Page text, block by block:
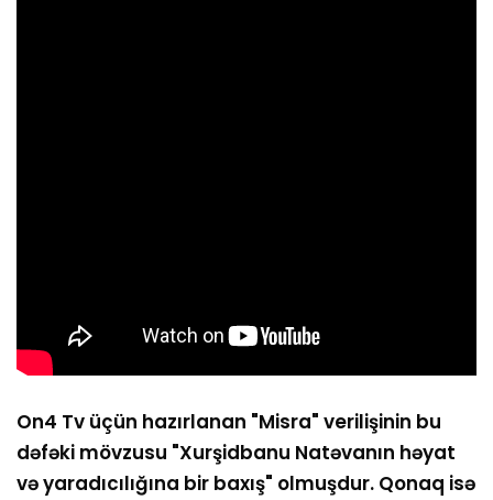
On4 Tv üçün hazırlanan "Misra" verilişinin bu
dəfəki mövzusu "Xurşidbanu Natəvanın həyat
və yaradıcılığına bir baxış" olmuşdur. Qonaq isə